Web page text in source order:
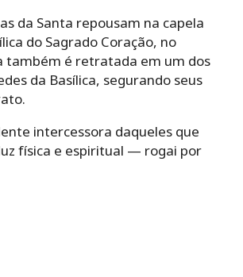
da Santa repousam na capela
do Sagrado Coração, no
também é retratada em um dos
da Basílica, segurando seus
intercessora daqueles que
física e espiritual — rogai por